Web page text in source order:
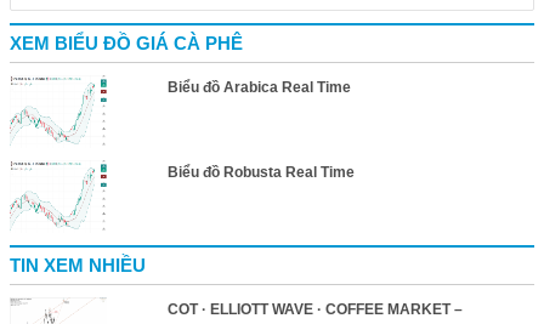
XEM BIỂU ĐỒ GIÁ CÀ PHÊ
Biểu đồ Arabica Real Time
Biểu đồ Robusta Real Time
TIN XEM NHIỀU
COT · ELLIOTT WAVE · COFFEE MARKET –